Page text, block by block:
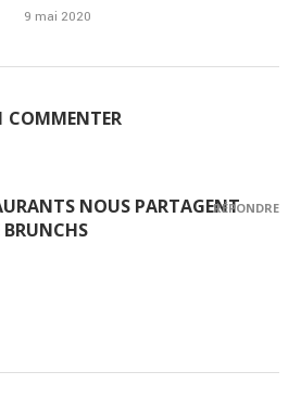
9 mai 2020
COMMENTER
NOUS PARTAGENT
BRUNCHS
RÉPONDRE